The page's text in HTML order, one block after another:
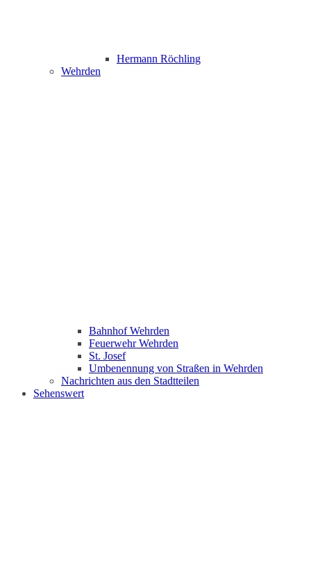
Hermann Röchling
Wehrden
Bahnhof Wehrden
Feuerwehr Wehrden
St. Josef
Umbenennung von Straßen in Wehrden
Nachrichten aus den Stadtteilen
Sehenswert